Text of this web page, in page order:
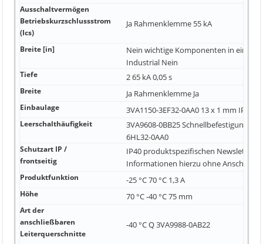
Ausschaltvermögen
Betriebskurzschlussstrom
(Ics)
Ja Rahmenklemme 55 kA
Breite [in]
Nein wichtige Komponenten in einem
Industrial Nein
Tiefe 2 65 kA 0,05 s
Breite Ja Rahmenklemme Ja
Einbaulage 3VA1150-3EF32-0AA0 13 x 1 mm IP40
Leerschalthäufigkeit
3VA9608-0BB25
6HL32-0AA0
Schutzart IP /
frontseitig
IP40 produktspezifischen Newsletter
Informationen hierzu ohne
Produktfunktion -25 °C 70 °C 1,3 A
Höhe 70 °C -40 °C 75 mm
Art der
anschließbaren
Leiterquerschnitte
-40 °C Q 3VA9988-0AB22